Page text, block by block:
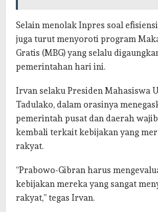
Selain menolak Inpres soal
juga turut menyoroti program
Gratis (MBG) yang selalu
pemerintahan hari ini.
Irvan selaku Presiden Mahasiswa
Tadulako, dalam orasinya
pemerintah pusat dan daerah
kembali terkait kebijakan yang
rakyat.
“Prabowo-Gibran harus
kebijakan mereka yang sangat
rakyat,” tegas Irvan.